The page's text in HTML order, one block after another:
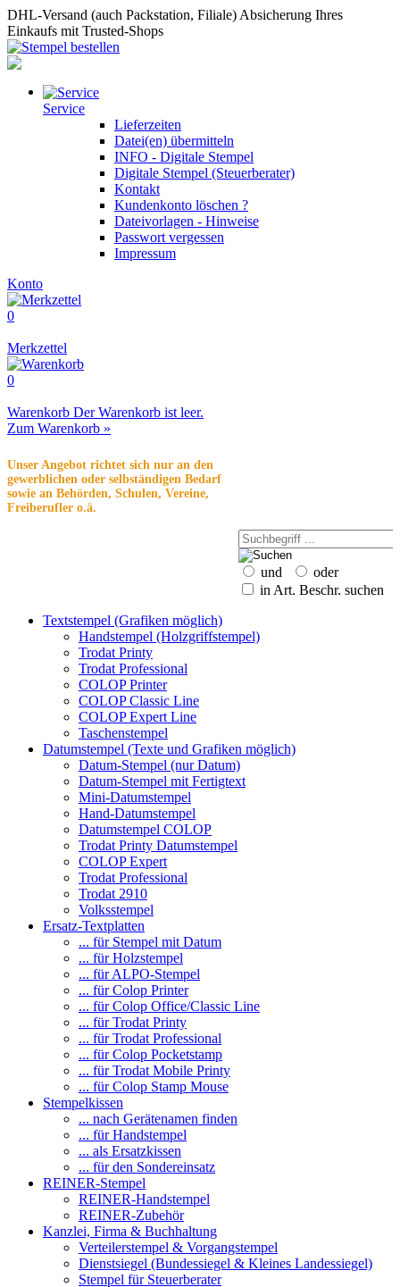
DHL-Versand (auch Packstation, Filiale) Absicherung Ihres
Einkaufs mit Trusted-Shops
Service
Lieferzeiten
Datei(en) übermitteln
INFO - Digitale Stempel
Digitale Stempel (Steuerberater)
Kontakt
Kundenkonto löschen ?
Dateivorlagen - Hinweise
Passwort vergessen
Impressum
Konto
0
Merkzettel
0
Warenkorb Der Warenkorb ist leer.
Zum Warenkorb »
Unser Angebot richtet sich nur an den
gewerblichen oder selbständigen Bedarf
sowie an Behörden, Schulen, Vereine,
Freiberufler o.ä.
und
oder
in Art. Beschr. suchen
Textstempel (Grafiken möglich)
Handstempel (Holzgriffstempel)
Trodat Printy
Trodat Professional
COLOP Printer
COLOP Classic Line
COLOP Expert Line
Taschenstempel
Datumstempel (Texte und Grafiken möglich)
Datum-Stempel (nur Datum)
Datum-Stempel mit Fertigtext
Mini-Datumstempel
Hand-Datumstempel
Datumstempel COLOP
Trodat Printy Datumstempel
COLOP Expert
Trodat Professional
Trodat 2910
Volksstempel
Ersatz-Textplatten
... für Stempel mit Datum
... für Holzstempel
... für ALPO-Stempel
... für Colop Printer
... für Colop Office/Classic Line
... für Trodat Printy
... für Trodat Professional
... für Colop Pocketstamp
... für Trodat Mobile Printy
... für Colop Stamp Mouse
Stempelkissen
... nach Gerätenamen finden
... für Handstempel
... als Ersatzkissen
... für den Sondereinsatz
REINER-Stempel
REINER-Handstempel
REINER-Zubehör
Kanzlei, Firma & Buchhaltung
Verteilerstempel & Vorgangstempel
Dienstsiegel (Bundessiegel & Kleines Landessiegel)
Stempel für Steuerberater